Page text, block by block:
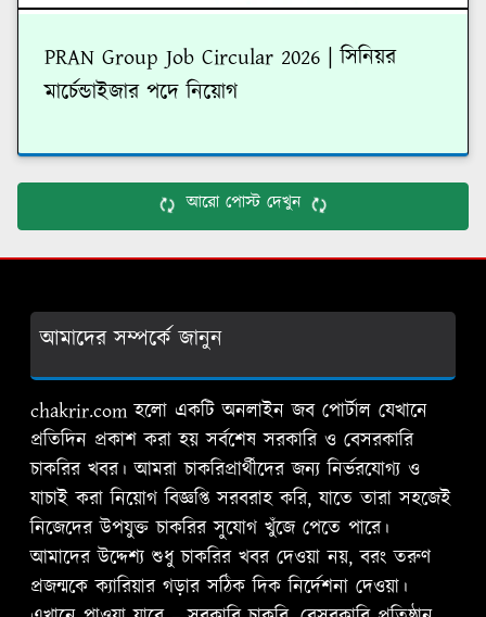
PRAN Group Job Circular 2026 | সিনিয়র
মার্চেন্ডাইজার পদে নিয়োগ
আরো পোস্ট দেখুন
আমাদের সম্পর্কে জানুন
chakrir.com হলো একটি অনলাইন জব পোর্টাল যেখানে
প্রতিদিন প্রকাশ করা হয় সর্বশেষ সরকারি ও বেসরকারি
চাকরির খবর। আমরা চাকরিপ্রার্থীদের জন্য নির্ভরযোগ্য ও
যাচাই করা নিয়োগ বিজ্ঞপ্তি সরবরাহ করি, যাতে তারা সহজেই
নিজেদের উপযুক্ত চাকরির সুযোগ খুঁজে পেতে পারে।
আমাদের উদ্দেশ্য শুধু চাকরির খবর দেওয়া নয়, বরং তরুণ
প্রজন্মকে ক্যারিয়ার গড়ার সঠিক দিক নির্দেশনা দেওয়া।